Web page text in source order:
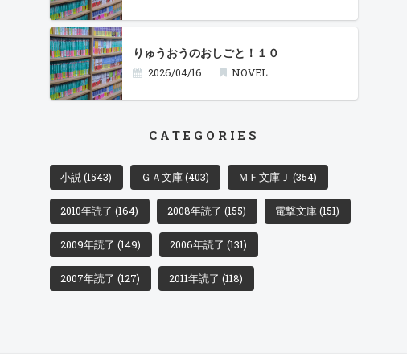
りゅうおうのおしごと！１０
2026/04/16 NOVEL
CATEGORIES
小説(1543) ＧＡ文庫(403) ＭＦ文庫Ｊ(354)
2010年読了(164) 2008年読了(155) 電撃文庫(151)
2009年読了(149) 2006年読了(131)
2007年読了(127) 2011年読了(118)